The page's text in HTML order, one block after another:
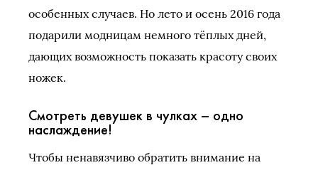
особенных случаев. Но лето и осень 2016 года
подарили модницам немного тёплых дней,
дающих возможность показать красоту своих
ножек.
Смотреть девушек в чулках – одно
наслаждение!
Чтобы ненавязчиво обратить внимание на